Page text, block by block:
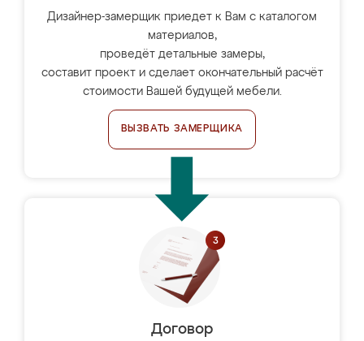
Дизайнер-замерщик приедет к Вам с каталогом
материалов,
проведёт детальные замеры,
составит проект и сделает окончательный расчёт
стоимости Вашей будущей мебели.
ВЫЗВАТЬ ЗАМЕРЩИКА
Договор